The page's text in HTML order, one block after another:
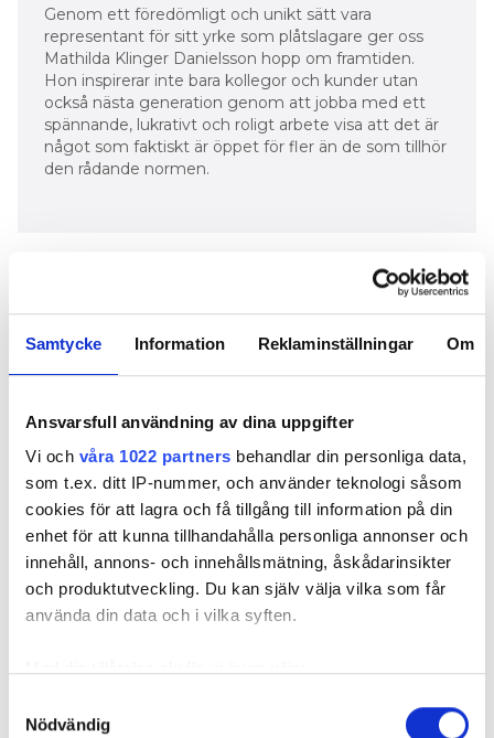
Samtycke Information Reklaminställningar Om
Ansvarsfull användning av dina uppgifter
Vi och våra 1022 partners behandlar din personliga data,
som t.ex. ditt IP-nummer, och använder teknologi såsom
cookies för att lagra och få tillgång till information på din
enhet för att kunna tillhandahålla personliga annonser och
innehåll, annons- och innehållsmätning, åskådarinsikter
och produktutveckling. Du kan själv välja vilka som får
använda din data och i vilka syften.
som kan ha en noggrannhet på upp till flera meter
Nödvändig
Genom ett föredömligt och unikt sätt vara
representant för sitt yrke som plåtslagare ger oss
Mathilda Klinger Danielsson hopp om framtiden.
Hon inspirerar inte bara kollegor och kunder utan
också nästa generation genom att jobba med ett
spännande, lukrativt och roligt arbete visa att det är
något som faktiskt är öppet för fler än de som tillhör
den rådande normen.
– Det kändes ovant i vissa stunder, särskilt när jag
var ny i yrket, att möta jargong med sexistiska
kommentarer/skoj som kunde uppfattas som
kränkande, men inte värre än att jag kunde skicka
Hon är övertygad om att fler kvinnor och människor
med olika bakgrund på arbetsplatserna skulle vara
till fördel för alla.
LÄS MER: ELEKTRIKER TOG GULD I YRKES-EM I
BUDAPEST
– I väldigt homogena branscher
mot varandra som är onödigt hårda.